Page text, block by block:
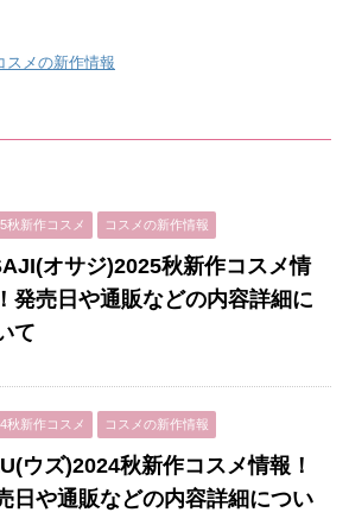
スメの新作情報
秋新作コスメ コスメの新作情報
オサジ)2025秋新作コスメ情
発売日や通販などの内容詳細に
て
秋新作コスメ コスメの新作情報
ウズ)2024秋新作コスメ情報！
日や通販などの内容詳細につい